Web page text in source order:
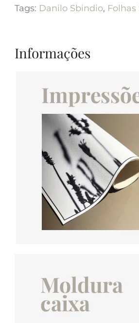
Tags: Danilo Sbindio, Folhas
Informações